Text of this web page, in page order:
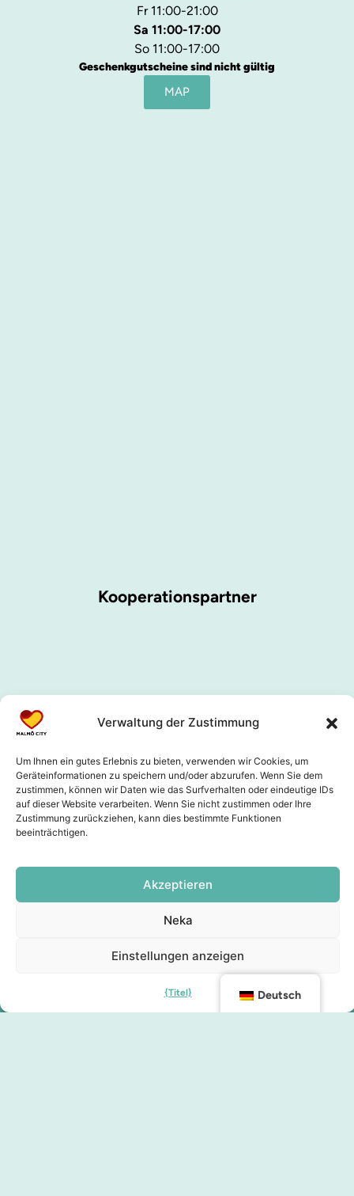
Verwaltung der Zustimmung
Um Ihnen ein gutes Erlebnis zu bieten, verwenden wir Cookies, um
Geräteinformationen zu speichern und/oder abzurufen. Wenn Sie dem
zustimmen, können wir Daten wie das Surfverhalten oder eindeutige IDs
auf dieser Website verarbeiten. Wenn Sie nicht zustimmen oder Ihre
Zustimmung zurückziehen, kann dies bestimmte Funktionen
beeinträchtigen.
Akzeptieren
Neka
Einstellungen anzeigen
{Titel}
Fr 11:00-21:00
Sa 11:00-17:00
So 11:00-17:00
Geschenkgutscheine sind nicht gültig
MAP
Kooperationspartner
Deutsch